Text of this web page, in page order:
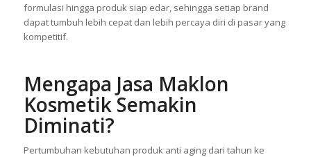
formulasi hingga produk siap edar, sehingga setiap brand
dapat tumbuh lebih cepat dan lebih percaya diri di pasar yang
kompetitif.
Mengapa Jasa Maklon
Kosmetik Semakin
Diminati?
Pertumbuhan kebutuhan produk anti aging dari tahun ke